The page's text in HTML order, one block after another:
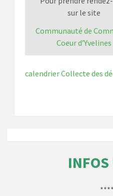
sur le site
Communauté de
Coeur d’Yvelines
calendrier Collecte des